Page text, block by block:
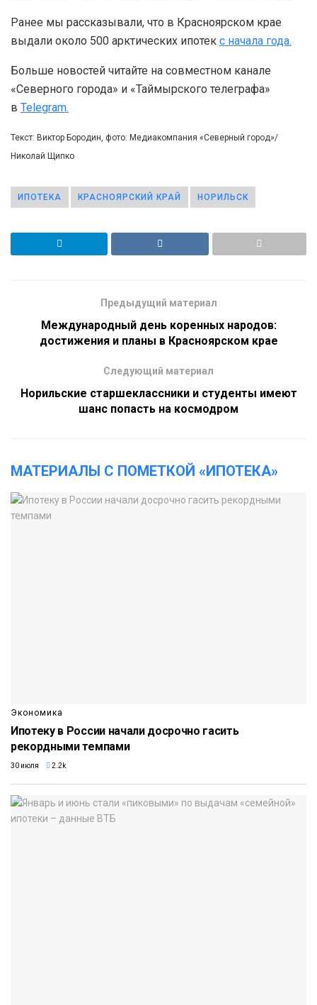
Ранее мы рассказывали, что в Красноярском крае
выдали около 500 арктических ипотек с начала года.
Больше новостей читайте на совместном канале
«Северного города» и «Таймырского телеграфа»
в Telegram.
Текст: Виктор Бородин, фото: Медиакомпания «Северный город»/
Николай Щипко
ИПОТЕКА КРАСНОЯРСКИЙ КРАЙ НОРИЛЬСК
Предыдущий материал
Международный день коренных народов:
достижения и планы в Красноярском крае
Следующий материал
Норильские старшеклассники и студенты имеют
шанс попасть на космодром
МАТЕРИАЛЫ С ПОМЕТКОЙ «ИПОТЕКА»
Экономика
Ипотеку в России начали досрочно гасить
рекордными темпами
30 июля 2.2k